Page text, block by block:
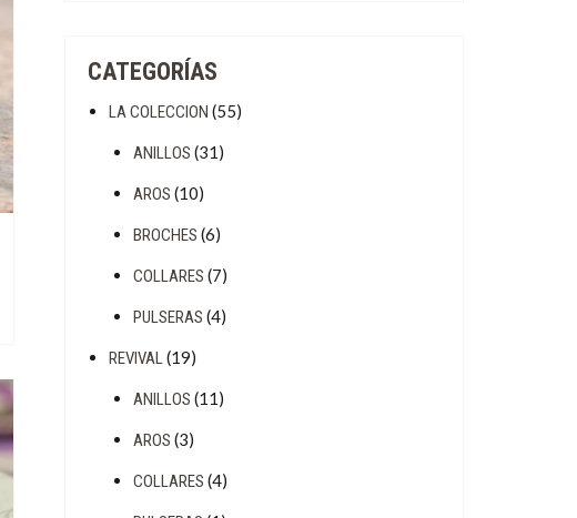
CATEGORÍAS
LA COLECCION (55)
ANILLOS (31)
AROS (10)
BROCHES (6)
COLLARES (7)
PULSERAS (4)
REVIVAL(19)
ANILLOS (11)
AROS (3)
COLLARES (4)